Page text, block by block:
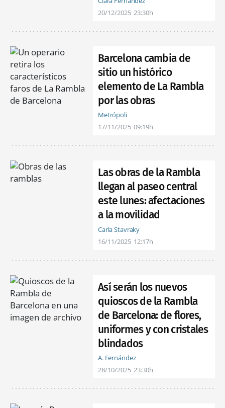
20/12/2025 23:30h
Barcelona cambia de
sitio un histórico
elemento de La Rambla
por las obras
Metrópoli
17/11/2025 09:19h
Las obras de la Rambla
llegan al paseo central
este lunes: afectaciones
a la movilidad
Carla Stavraky
16/11/2025 12:17h
Así serán los nuevos
quioscos de la Rambla
de Barcelona: de flores,
uniformes y con cristales
blindados
A. Fernández
28/10/2025 23:30h